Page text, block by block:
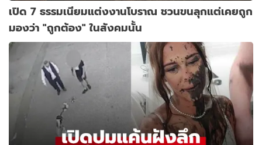
เปิด 7 ธรรมเนียมแต่งงานโบราณ ชวนขนลุกแต่เคยถูก
มองว่า "ถูกต้อง" ในสังคมนั้น